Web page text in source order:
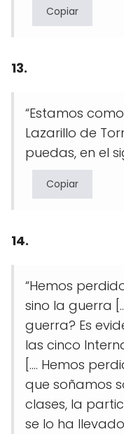
Copiar
13.
“Estamos
Lazarillo de
puedas, en el
Copiar
14.
“Hemos
sino la guerra
guerra? Es
las cinco
[.... Hemos
que soñamos
clases, la
se lo ha